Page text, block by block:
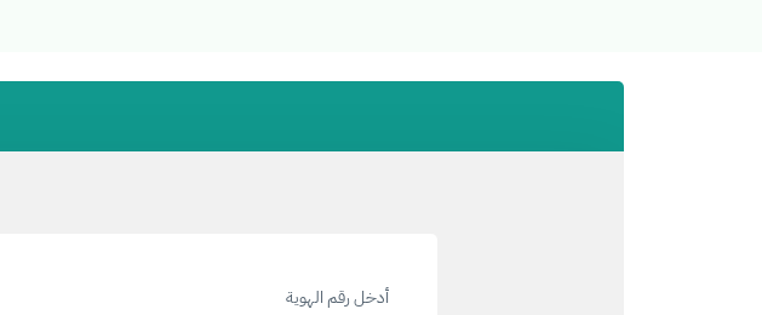
أدخل رقم الهوية